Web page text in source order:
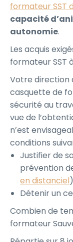
formateur SST
capacité
autonomie.
Les acquis
formateur SST
Votre direction
casquette de
sécurité au
vue de
n’est
conditions
Justifier de
prévention
en distanciel
Détenir un
Combien de
formateur